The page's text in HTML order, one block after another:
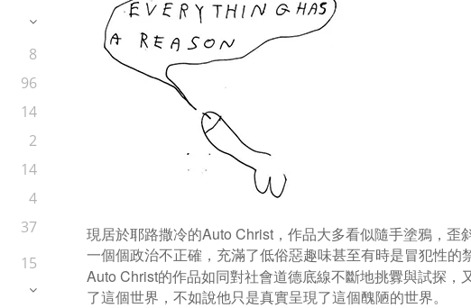
8
96
14
2
14
4
37
15
現居於耶路撒冷的Auto Christ ，作品大多看似隨手塗鴉，
一個個政治不正確，充滿了低俗惡趣味甚至有時是冒犯性的
Auto Christ的作品如同對社會道德底線不斷地挑釁與試探
了這個世界，不如說他只是真實呈現了這個醜陋的世界。